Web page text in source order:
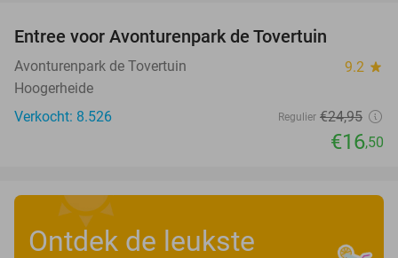
Entree voor Avonturenpark de Tovertuin
Avonturenpark de Tovertuin 9.2 star
Hoogerheide
Verkocht: 8.526
Regulier €24,95
€16,50
Ontdek de leukste